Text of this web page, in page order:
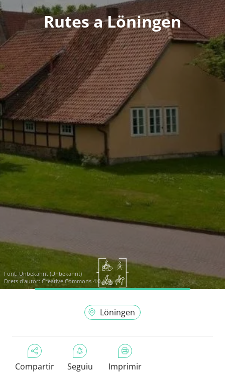
Rutes a Löningen
Font:Unbekannt (Unbekannt)
Drets d'autor: Creative Commons 4.0
Löningen
Compartir Seguiu Imprimir